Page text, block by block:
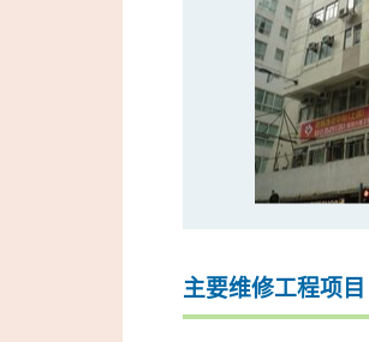
主要维修工程项目